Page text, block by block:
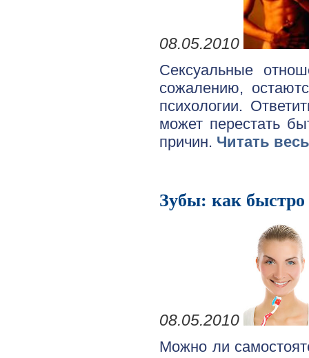
08.05.2010
Сексуальные
сожалению,
психологии.
может перестать
причин. Читать
Зубы: как быстро
08.05.2010
Можно ли